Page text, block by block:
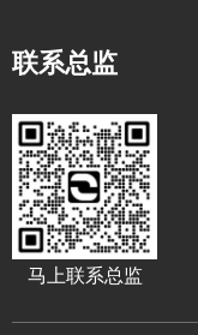
联系总监
马上联系总监